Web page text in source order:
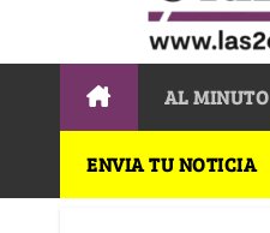
AL MINUTO
ENVIA TU NOTICIA